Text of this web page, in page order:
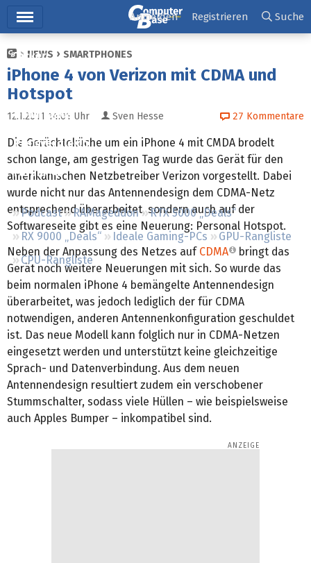
Ticker
Tests
Downloads
Preisvergleich
Forum
Podcast RAMageddon
RTX 5000 „Deals“
RX 9000 „Deals“
Ideale Gaming-PCs
GPU-Rangliste
CPU-Rangliste
Anmelden Registrieren Suche
NEWS SMARTPHONES
iPhone 4 von Verizon mit CDMA und
Hotspot
12.1.2011 14:01 Uhr Sven Hesse 27 Kommentare
Die Gerüchteküche um ein iPhone 4 mit CMDA brodelt
schon lange, am gestrigen Tag wurde das Gerät für den
amerikanischen Netzbetreiber Verizon vorgestellt. Dabei
wurde nicht nur das Antennendesign dem CDMA-Netz
entsprechend überarbeitet, sondern auch auf der
Softwareseite gibt es eine Neuerung: Personal Hotspot.
Neben der Anpassung des Netzes auf CDMA
bringt das
Gerät noch weitere Neuerungen mit sich. So wurde das
beim normalen iPhone 4 bemängelte Antennendesign
überarbeitet, was jedoch lediglich der für CDMA
notwendigen, anderen Antennenkonfiguration geschuldet
ist. Das neue Modell kann folglich nur in CDMA-Netzen
eingesetzt werden und unterstützt keine gleichzeitige
Sprach- und Datenverbindung. Aus dem neuen
Antennendesign resultiert zudem ein verschobener
Stummschalter, sodass viele Hüllen – wie beispielsweise
auch Apples Bumper – inkompatibel sind.